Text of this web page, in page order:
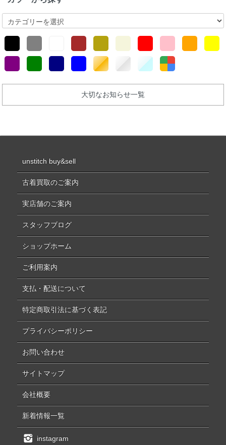
大切なお知らせ一覧
unstitch buy&sell
古着買取のご案内
実店舗のご案内
スタッフブログ
ショップホーム
ご利用案内
支払・配送について
特定商取引法に基づく表記
プライバシーポリシー
お問い合わせ
サイトマップ
会社概要
新着情報一覧
instagram